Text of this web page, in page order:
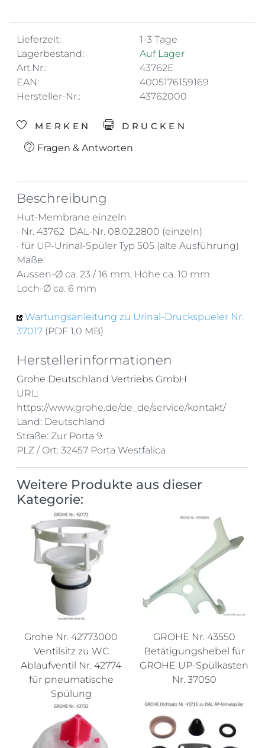
Lieferzeit:
1-3 Tage
Lagerbestand:
Auf Lager
Art.Nr.:
43762E
EAN:
4005176159169
Hersteller-Nr.:
43762000
MERKEN DRUCKEN
Fragen & Antworten
Beschreibung
Hut-Membrane einzeln
· Nr. 43762 DAL-Nr. 08.02.2800 (einzeln)
· für UP-Urinal-Spüler Typ 505 (alte Ausführung)
Maße:
Aussen-Ø ca. 23 / 16 mm, Höhe ca. 10 mm
Loch-Ø ca. 6 mm
Wartungsanleitung zu Urinal-Druckspueler Nr.
37017 (PDF 1,0 MB)
Herstellerinformationen
Grohe Deutschland Vertriebs GmbH
URL:
https://www.grohe.de/de_de/service/kontakt/
Land: Deutschland
Straße: Zur Porta 9
PLZ / Ort: 32457 Porta Westfalica
Weitere Produkte aus dieser
Kategorie:
Grohe Nr. 42773000
Ventilsitz zu WC
Ablaufventil Nr. 42774
für pneumatische
Spülung
GROHE Nr. 43550
Betätigungshebel für
GROHE UP-Spülkasten
Nr. 37050